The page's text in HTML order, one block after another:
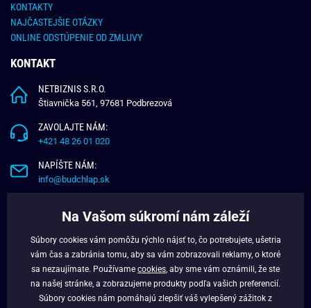
KONTAKTY
NAJČASTEJŠIE OTÁZKY
ONLINE ODSTÚPENIE OD ZMLUVY
KONTAKT
NETBIZNIS S.R.O.
Štiavnička 561, 97681 Podbrezová
ZAVOLAJTE NÁM:
+421 48 26 01 020
NAPÍŠTE NÁM:
info@budchlap.sk
VERNOSTNÝ PROGRAM
FACEBOOK
Na Vašom súkromí nám záleží
Súbory cookies vám pomôžu rýchlo nájsť to, čo potrebujete, ušetria
vám čas a zabránia tomu, aby sa vám zobrazovali reklamy, o ktoré
sa nezaujímate. Používame cookies , aby sme vám oznámili, že ste
na našej stránke, a zobrazujeme produkty podľa vašich preferencií.
Súbory cookies nám pomáhajú zlepšiť váš vylepšený zážitok z